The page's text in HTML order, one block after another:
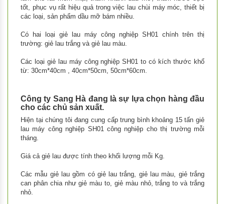
tốt, phục vụ rất hiệu quả trong việc lau chùi máy móc, thiết bị
các loại, sản phẩm dầu mỡ bám nhiều.
Có hai loại giẻ lau máy công nghiệp SH01 chính trên thị
trường: giẻ lau trắng và giẻ lau màu.
Các loại giẻ lau máy công nghiệp SH01 to có kích thước khổ
từ: 30cm*40cm , 40cm*50cm, 50cm*60cm.
Công ty Sang Hà đang là sự lựa chọn hàng đầu
cho các chủ sản xuất.
Hiện tại chúng tôi đang cung cấp trung bình khoảng 15 tấn giẻ
lau máy công nghiệp SH01 công nghiệp cho thị trường mỗi
tháng.
Giá cả giẻ lau được tính theo khối lượng mỗi Kg.
Các mẫu giẻ lau gồm có giẻ lau trắng, giẻ lau màu, giẻ trắng
can phân chia như giẻ màu to, giẻ màu nhỏ, trắng to và trắng
nhỏ.